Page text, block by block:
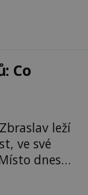
Co
leží
ve své
dnes
Co dalšího